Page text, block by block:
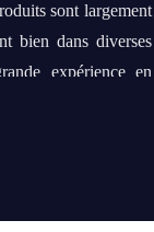
sont largement
bien dans diverses
expérience en
des milliers de